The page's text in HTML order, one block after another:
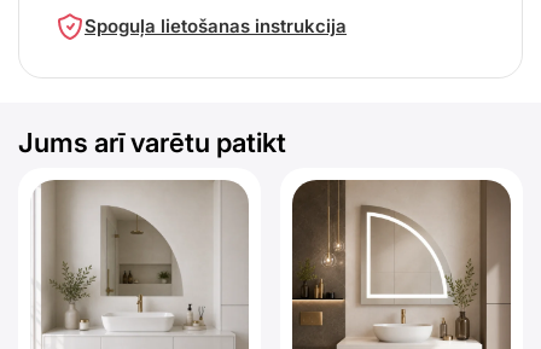
Spoguļa lietošanas instrukcija
Jums arī varētu patikt